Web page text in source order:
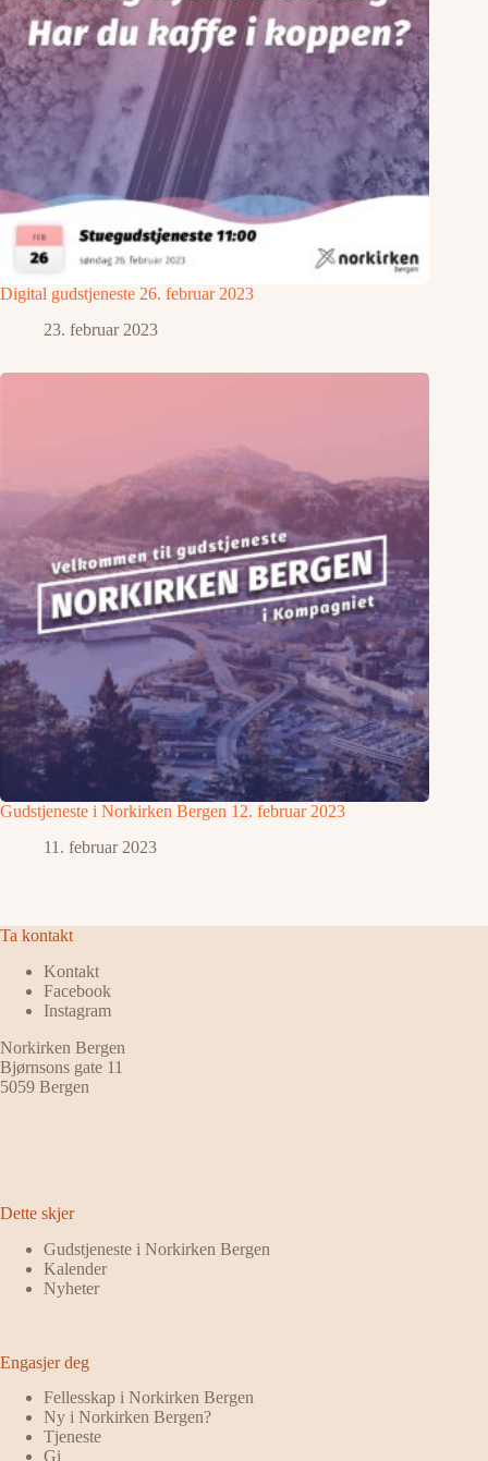
Digital gudstjeneste 26. februar 2023
23. februar 2023
Gudstjeneste i Norkirken Bergen 12. februar 2023
11. februar 2023
Ta kontakt
Kontakt
Facebook
Instagram
Norkirken Bergen
Bjørnsons gate 11
5059 Bergen
Dette skjer
Gudstjeneste i Norkirken Bergen
Kalender
Nyheter
Engasjer deg
Fellesskap i Norkirken Bergen
Ny i Norkirken Bergen?
Tjeneste
Gi